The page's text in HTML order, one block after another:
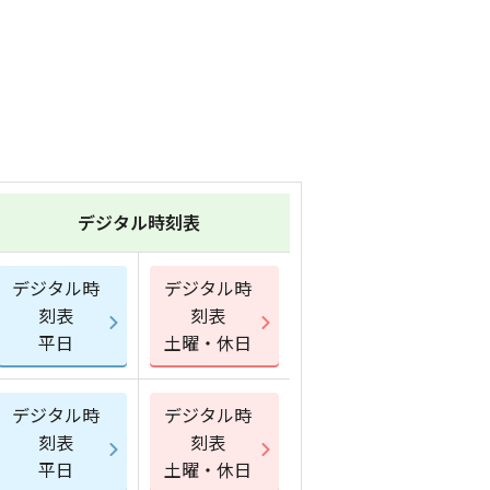
デジタル時刻表
デジタル時
刻表
平日
デジタル時
刻表
土曜・休日
デジタル時
刻表
平日
デジタル時
刻表
土曜・休日